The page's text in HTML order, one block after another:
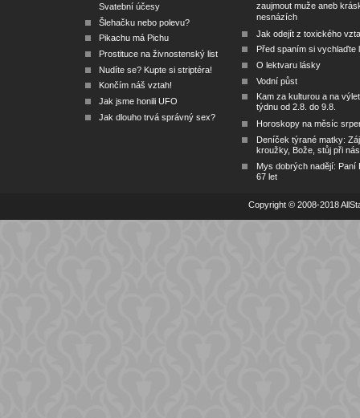
Svatební účesy
Šlehačku nebo polevu?
Pikachu má Pichu
Prostituce na živnostenský list
Nudíte se? Kupte si striptéra!
Končím náš vztah!
Jak jsme honili UFO
Jak dlouho trvá správný sex?
zaujmout muže aneb
nesnázích
Jak odejít z toxického
Před spaním si vychlaďte
O lektvaru lásky
Vodní půst
Kam za kulturou a na
týdnu od 2.8. do 9.8.
Horoskopy na měsíc
Deníček týrané matky:
kroužky, Bože, stůj při nás
Mys dobrých nadějí: Paní
67 let
Copyright © 2008-2018